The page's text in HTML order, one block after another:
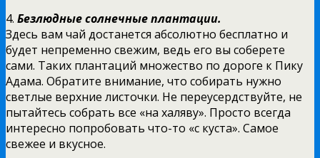
4. Безлюдные солнечные плантации.
Здесь вам чай достанется абсолютно бесплатно и
будет непременно свежим, ведь его вы соберете
сами. Таких плантаций множество по дороге к Пику
Адама. Обратите внимание, что собирать нужно
светлые верхние листочки. Не переусердствуйте, не
пытайтесь собрать все «на халяву». Просто всегда
интересно попробовать что-то «с куста». Самое
свежее и вкусное.